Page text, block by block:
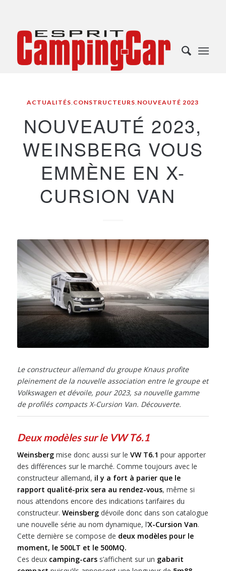
ACTUALITÉS, CONSTRUCTEURS, NOUVEAUTÉ 2023
NOUVEAUTÉ 2023,
WEINSBERG VOUS
EMMÈNE EN X-
CURSION VAN
Le constructeur allemand du groupe Knaus profite
pleinement de la nouvelle association entre le groupe et
Volkswagen et dévoile, pour 2023, sa nouvelle gamme
de profilés compacts X-Cursion Van. Découverte.
Deux modèles sur le VW T6.1
Weinsbergmise donc aussi sur le VW T6.1 pour apporter
des différences sur le marché. Comme toujours avec le
constructeur allemand, il y a fort à parier que le
rapport qualité-prix sera au rendez-vous, même si
nous attendons encore des indications tarifaires du
constructeur. Weinsbergdévoile donc dans son catalogue
une nouvelle série au nom dynamique, l’X-Cursion Van.
Cette dernière se compose de deux modèles pour le
moment, le 500LT et le 500MQ.
Ces deux camping-carss’affichent sur un gabarit